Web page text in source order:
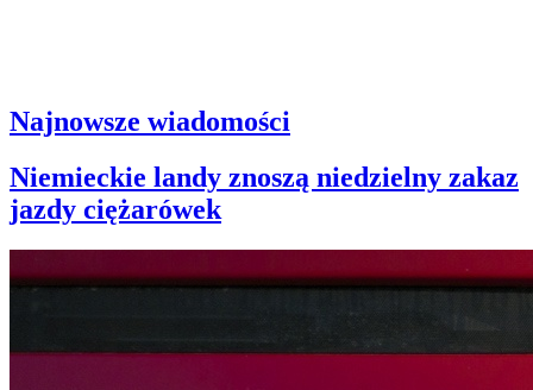
Najnowsze wiadomości
Niemieckie landy znoszą niedzielny zakaz
jazdy ciężarówek